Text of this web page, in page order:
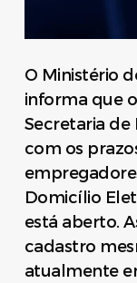
O Ministério
informa que
Secretaria de
com os
Domicílio
está aberto.
cadastro
atualmente